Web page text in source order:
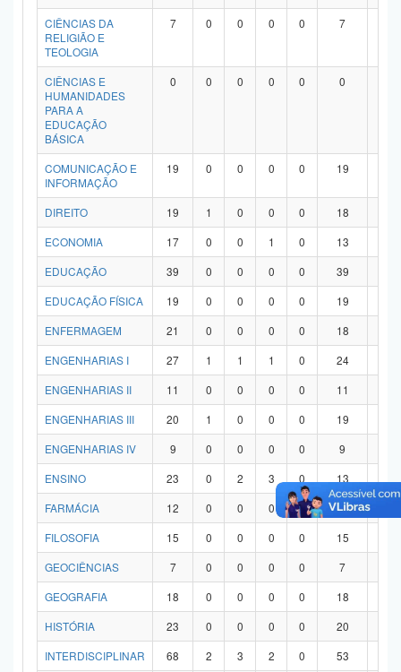
CIÊNCIAS DA
RELIGIÃO E
TEOLOGIA
7 0 0 0 0 7
CIÊNCIAS E
HUMANIDADES
PARA A
EDUCAÇÃO
BÁSICA
0 0 0 0 0 0
COMUNICAÇÃO E
INFORMAÇÃO
19 0 0 0 0 19
DIREITO 19 1 0 0 0 18
ECONOMIA
17 0 0 1 0 13
EDUCAÇÃO
39 0 0 0 0 39
EDUCAÇÃO FÍSICA
19 0 0 0 0 19
ENFERMAGEM
21 0 0 0 0 18
ENGENHARIAS I
27 1 1 1 0 24
ENGENHARIAS II
11 0 0 0 0 11
ENGENHARIAS III
20 1 0 0 0 19
ENGENHARIAS IV
9 0 0 0 0 9
ENSINO
23 0 2 3 0 13
FARMÁCIA
12 0 0 0 0 12
FILOSOFIA
15 0 0 0 0 15
GEOCIÊNCIAS
7 0 0 0 0 7
GEOGRAFIA
18 0 0 0 0 18
HISTÓRIA
23 0 0 0 0 20
INTERDISCIPLINAR
68 2 3 2 0 53